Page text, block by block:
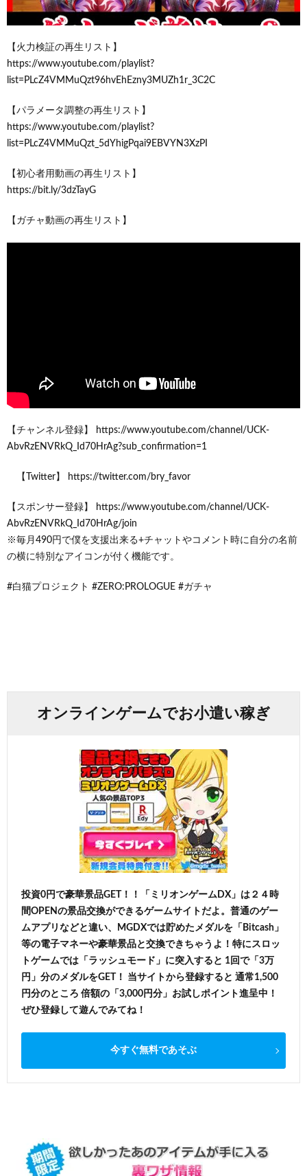
【火力検証の再生リスト】
https://www.youtube.com/playlist?
list=PLcZ4VMMuQzt96hvEhEzny3MUZh1r_3C2C
【パラメータ調整の再生リスト】
https://www.youtube.com/playlist?
list=PLcZ4VMMuQzt_5dYhigPqai9EBVYN3XzPI
【初心者用動画の再生リスト】
https://bit.ly/3dzTayG
【ガチャ動画の再生リスト】
【チャンネル登録】 https://www.youtube.com/channel/UCK-
AbvRzENVRkQ_Id70HrAg?sub_confirmation=1
【Twitter】 https://twitter.com/bry_favor
【スポンサー登録】 https://www.youtube.com/channel/UCK-
AbvRzENVRkQ_Id70HrAg/join
※毎月490円で僕を支援出来る+チャットやコメント時に自分の名前
の横に特別なアイコンが付く機能です。
#白猫プロジェクト #ZERO:PROLOGUE #ガチャ
オンラインゲームでお小遣い稼ぎ
投資0円で豪華景品GET！！「ミリオンゲームDX」は２４時
間OPENの景品交換ができるゲームサイトだよ。普通のゲー
ムアプリなどと違い、MGDXでは貯めたメダルを「Bitcash」
等の電子マネーや豪華景品と交換できちゃうよ！特にスロッ
トゲームでは「ラッシュモード」に突入すると 1回で「3万
円」分のメダルをGET！ 当サイトから登録すると 通常1,500
円分のところ 倍額の「3,000円分」お試しポイント進呈中！
ぜひ登録して遊んでみてね！
今すぐ無料であそぶ